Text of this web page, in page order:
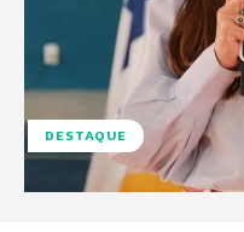
DESTAQUE